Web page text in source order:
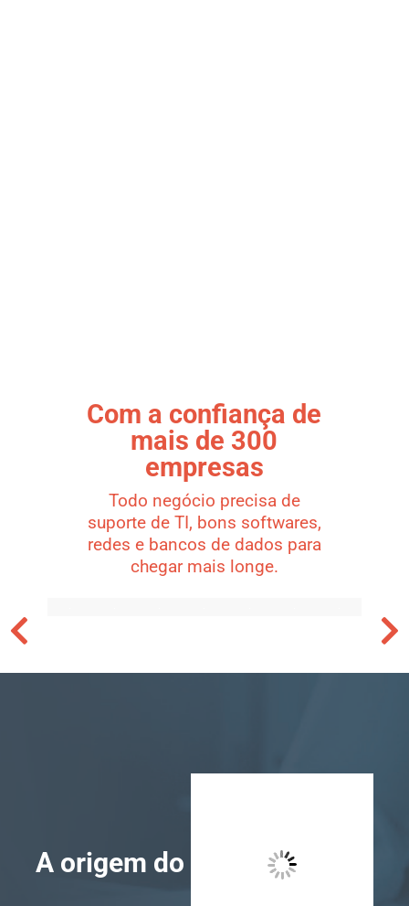
Com a confiança de
mais de 300
empresas
Todo negócio precisa de
suporte de TI, bons softwares,
redes e bancos de dados para
chegar mais longe.
A origem do